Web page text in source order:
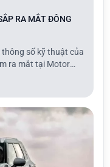
RA MẮT ĐÔNG
số kỹ thuật của
ra mắt tại Motor
hiện tại, mẫu xe
kế, trang bị thêm